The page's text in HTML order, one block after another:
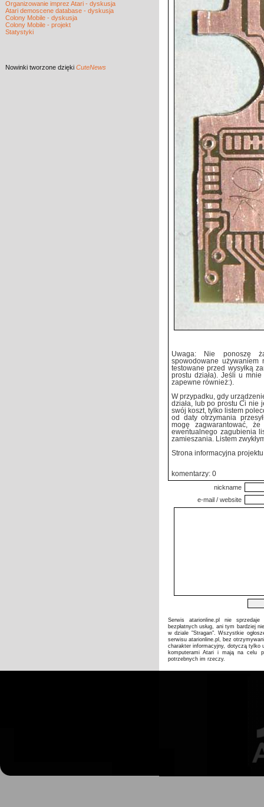
Organizowanie imprez Atari - dyskusja
Atari demoscene database - dyskusja
Colony Mobile - dyskusja
Colony Mobile - projekt
Statystyki
Nowinki tworzone dzięki CuteNews
Uwaga: Nie ponoszę
spowodowane używaniem
testowane przed wysyłką
prostu działa). Jeśli u
zapewne również:).
W przypadku, gdy
działa, lub po prostu Ci nie
swój koszt, tylko listem
od daty otrzymania
mogę zagwarantować,
ewentualnego zagubienia
zamieszania. Listem
Strona informacyjna
komentarzy: 0
nickname
e-mail / website
Serwis atarionline.pl nie
bezpłatnych usług, ani tym bardziej
w dziale "Stragan". Wszystkie
serwisu atarionline.pl, bez
charakter informacyjny, dotyczą tylko
komputerami Atari i mają na celu
potrzebnych im rzeczy.